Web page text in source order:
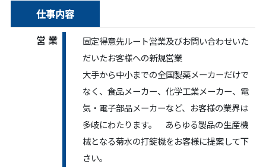
仕事内容
営 業
固定得意先ルート営業及びお問い合わせいた
だいたお客様への新規営業
大手から中小までの全国製薬メーカーだけで
なく、食品メーカー、化学工業メーカー、電
気・電子部品メーカーなど、お客様の業界は
多岐にわたります。 あらゆる製品の生産機
械となる菊水の打錠機をお客様に提案して下
さい。